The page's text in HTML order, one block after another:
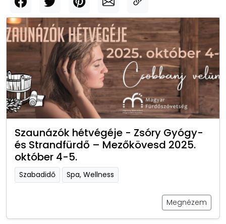
Szaunázók hétvégéje - Zsóry Gyógy-
és Strandfürdő – Mezőkövesd 2025.
október 4-5.
Szabadidő Spa, Wellness
Megnézem